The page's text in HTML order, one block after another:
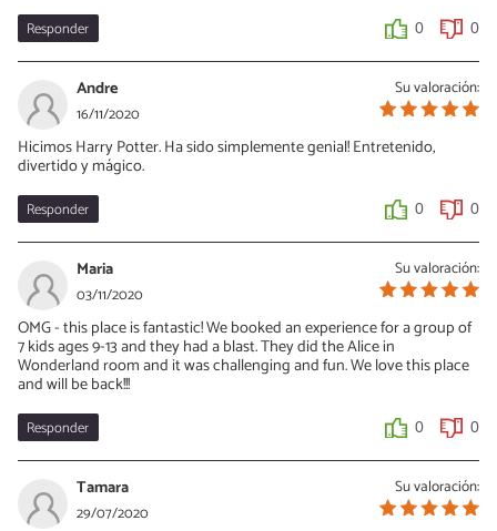
Responder 0 0
Su valoración:
Andre
16/11/2020
Hicimos Harry Potter. Ha sido simplemente genial! Entretenido,
divertido y mágico.
Responder 0 0
Su valoración:
Maria
03/11/2020
OMG - this place is fantastic! We booked an experience for a group of
7 kids ages 9-13 and they had a blast. They did the Alice in
Wonderland room and it was challenging and fun. We love this place
and will be back!!!
Responder 0 0
Su valoración:
Tamara
29/07/2020